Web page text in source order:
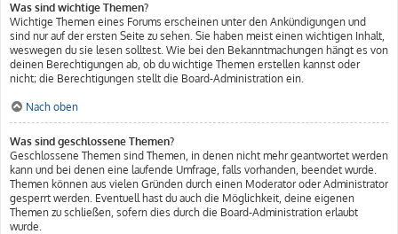
Was sind wichtige Themen?
Wichtige Themen eines Forums erscheinen unter den Ankündigungen und
sind nur auf der ersten Seite zu sehen. Sie haben meist einen wichtigen Inhalt,
weswegen du sie lesen solltest. Wie bei den Bekanntmachungen hängt es von
deinen Berechtigungen ab, ob du wichtige Themen erstellen kannst oder
nicht; die Berechtigungen stellt die Board-Administration ein.
Nach oben
Was sind geschlossene Themen?
Geschlossene Themen sind Themen, in denen nicht mehr geantwortet werden
kann und bei denen eine laufende Umfrage, falls vorhanden, beendet wurde.
Themen können aus vielen Gründen durch einen Moderator oder Administrator
gesperrt werden. Eventuell hast du auch die Möglichkeit, deine eigenen
Themen zu schließen, sofern dies durch die Board-Administration erlaubt
wurde.